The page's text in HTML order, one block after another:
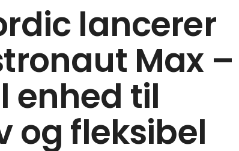
lancerer
Max –
enhed til
og fleksibel